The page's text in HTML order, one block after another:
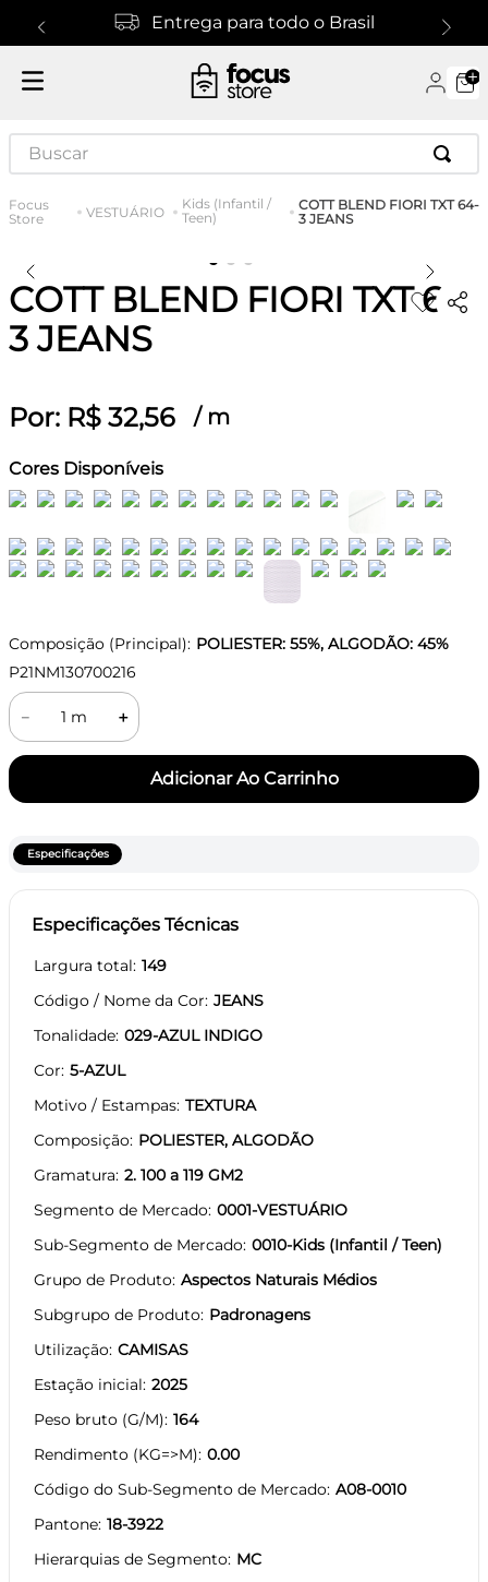
Entrega para todo o Brasil
Buscar
VESTUÁRIO
Kids (Infantil /
Teen)
COTT BLEND FIORI TXT 64-
3 JEANS
COTT BLEND FIORI TXT 64-
3 JEANS
Por: R$ 32,56 / m
Cores Disponíveis
Composição (Principal): POLIESTER: 55%, ALGODÃO: 45%
P21NM130700216
＋
－
Especificações
Especificações Técnicas
Largura total 149
Código / Nome da Cor JEANS
Tonalidade 029-AZUL INDIGO
Cor 5-AZUL
Motivo / Estampas TEXTURA
Composição POLIESTER, ALGODÃO
Gramatura 2. 100 a 119 GM2
Segmento de Mercado 0001-VESTUÁRIO
Sub-Segmento de Mercado 0010-Kids (Infantil / Teen)
Grupo de Produto Aspectos Naturais Médios
Subgrupo de Produto Padronagens
Utilização CAMISAS
Estação inicial 2025
Peso bruto (G/M) 164
Rendimento (KG=>M) 0.00
Código do Sub-Segmento de Mercado A08-0010
Pantone 18-3922
Hierarquias de Segmento MC